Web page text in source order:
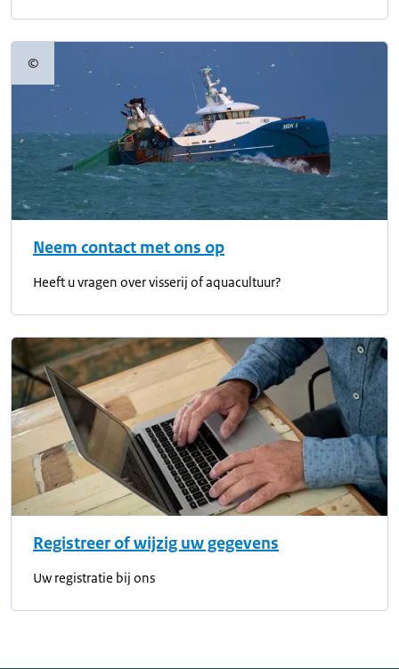
©Copyrightinformatie
Neem contact met ons op
Heeft u vragen over visserij of aquacultuur?
Registreer of wijzig uw gegevens
Uw registratie bij ons